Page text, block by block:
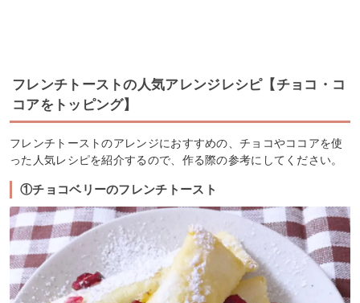
フレンチトーストの人気アレンジレシピ【チョコ・コ
コアをトッピング】
フレンチトーストのアレンジにおすすめの、チョコやココアを使
った人気レシピを紹介するので、作る際の参考にしてください。
①チョコベリーのフレンチトースト